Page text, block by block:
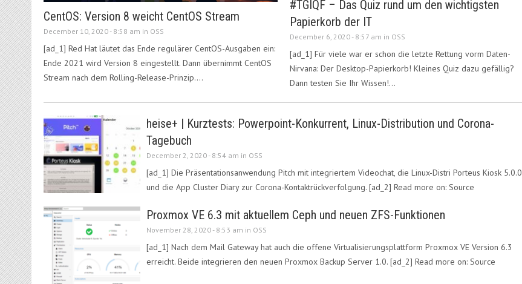
CentOS: Version 8 weicht CentOS Stream
December 10, 2020 - 8:58 am in OSS
[ad_1] Red Hat läutet das Ende regulärer CentOS-Ausgaben ein:
Ende 2021 wird Version 8 eingestellt. Dann übernimmt CentOS
Stream nach dem Rolling-Release-Prinzip.…
#TGIQF – Das Quiz rund um den wichtigsten
Papierkorb der IT
December 6, 2020 - 8:57 am in OSS
[ad_1] Für viele war er schon die letzte Rettung vorm Daten-
Nirvana: Der Desktop-Papierkorb! Kleines Quiz dazu gefällig?
Dann testen Sie Ihr Wissen!…
heise+ | Kurztests: Powerpoint-Konkurrent, Linux-Distribution und Corona-
Tagebuch
December 2, 2020 - 8:54 am in OSS
[ad_1] Die Präsentationsanwendung Pitch mit integriertem Videochat, die Linux-Distri Porteus Kiosk 5.0.0
und die App Cluster Diary zur Corona-Kontaktrückverfolgung. [ad_2] Read more on: Source
Proxmox VE 6.3 mit aktuellem Ceph und neuen ZFS-Funktionen
November 28, 2020 - 8:53 am in OSS
[ad_1] Nach dem Mail Gateway hat auch die offene Virtualisierungsplattform Proxmox VE Version 6.3
erreicht. Beide integrieren den neuen Proxmox Backup Server 1.0. [ad_2] Read more on: Source